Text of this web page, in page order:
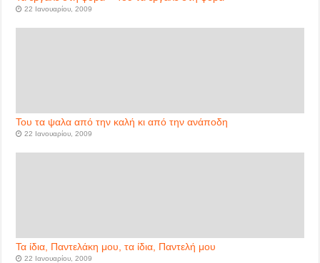
22 Ιανουαρίου, 2009
Του τα ψαλα από την καλή κι από την ανάποδη
22 Ιανουαρίου, 2009
Τα ίδια, Παντελάκη μου, τα ίδια, Παντελή μου
22 Ιανουαρίου, 2009